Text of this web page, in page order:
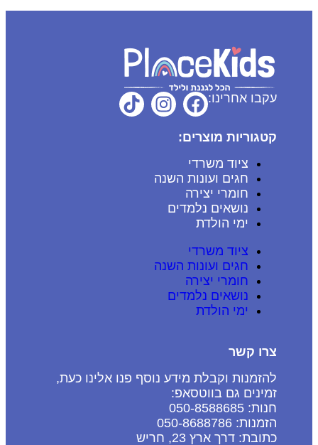
עקבו אחרינו:
קטגוריות מוצרים:
ציוד משרדי
חגים ועונות השנה
חומרי יצירה
נושאים נלמדים
ימי הולדת
ציוד משרדי
חגים ועונות השנה
חומרי יצירה
נושאים נלמדים
ימי הולדת
צרו קשר
להזמנות וקבלת מידע נוסף פנו אלינו כעת,
זמינים גם בווטסאפ:
חנות: 050-8588685
הזמנות: 050-8688786
כתובת: דרך ארץ 23, חריש